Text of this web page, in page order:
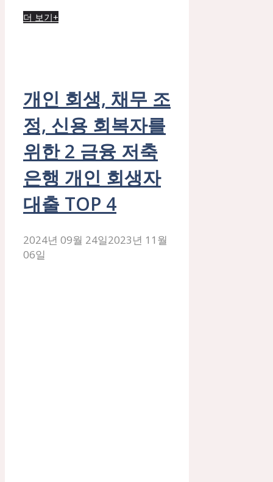
더 보기+
개인 회생, 채무 조
정, 신용 회복자를
위한 2 금융 저축
은행 개인 회생자
대출 TOP 4
2024년 09월 24일2023년 11월
06일